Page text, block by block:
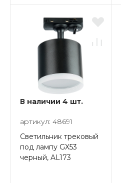
В наличии 4 шт.
артикул: 48691
Светильник трековый
под лампу GX53
черный, AL173